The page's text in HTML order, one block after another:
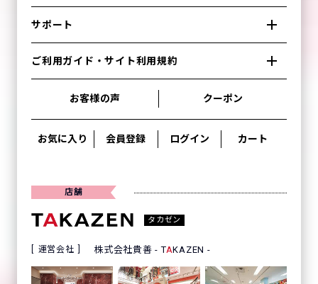
サポート
ご利用ガイド・サイト利用規約
お客様の声 クーポン
お気に入り 会員登録 ログイン カート
店舗
タカゼン
運営会社 株式会社貴善 - TAKAZEN -